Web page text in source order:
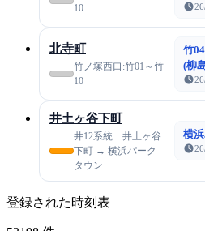
10
北寺町
竹ノ塚西口:竹01～竹
10
竹
(柳
井土ヶ谷下町
井12系統 井土ヶ谷
下町 → 横浜パーク
タウン
横
登録された時刻表